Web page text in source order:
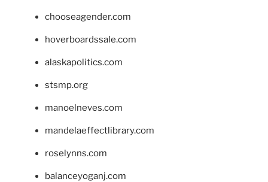
chooseagender.com
hoverboardssale.com
alaskapolitics.com
stsmp.org
manoelneves.com
mandelaeffectlibrary.com
roselynns.com
balanceyoganj.com